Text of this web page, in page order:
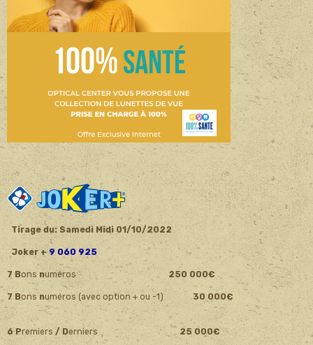
Tirage du: Samedi Midi 01/10/2022
Joker +9 060 925
7 Bons numéros250 000€
7 Bons numéros (avec option + ou -1) 30 000€
6 Premiers/ Derniers25 000€